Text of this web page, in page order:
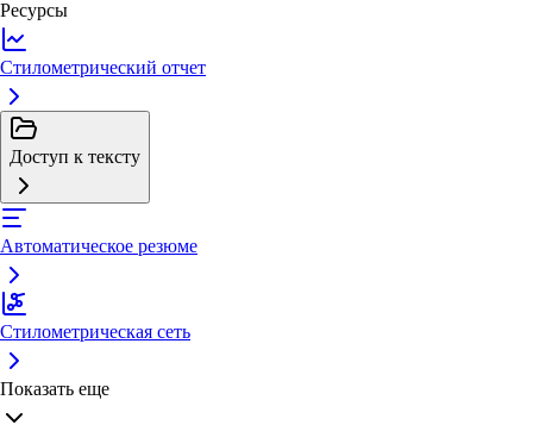
Ресурсы
Стилометрический отчет
Доступ к тексту
Автоматическое резюме
Стилометрическая сеть
Показать еще